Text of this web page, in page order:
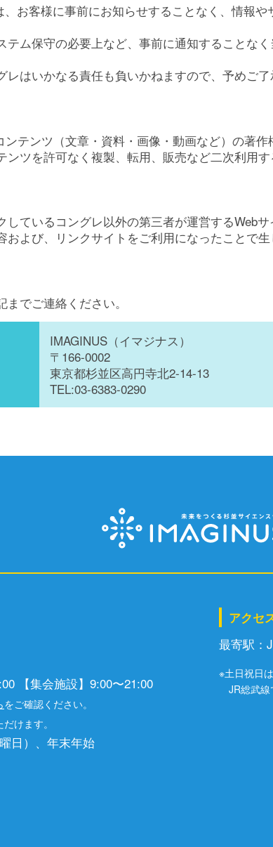
科学体験ラボ
企画展示室
映像スタジオ
集会施設
館内設備について
お客様に事前にお知らせすることなく、情報
テム保守の必要上など、事前に通知することな
はいかなる責任も負いかねますので、予めご了
テンツ（文章・資料・画像・動画など）の著
ツを許可なく複製、転用、販売など二次利用す
ているコングレ以外の第三者が運営するWeb
よび、リンクサイトをご利用になったことで
でご連絡ください。
IMAGINUS（イマジナス）
〒166-0002
東京都杉並区⾼円寺北2-14-13
TEL:03-6383-0290
【集会施設】9:00〜21:00
をご確認ください。
けます。
日）、年末年始
アクセ
最寄駅：
※土日祝日
JR総武線